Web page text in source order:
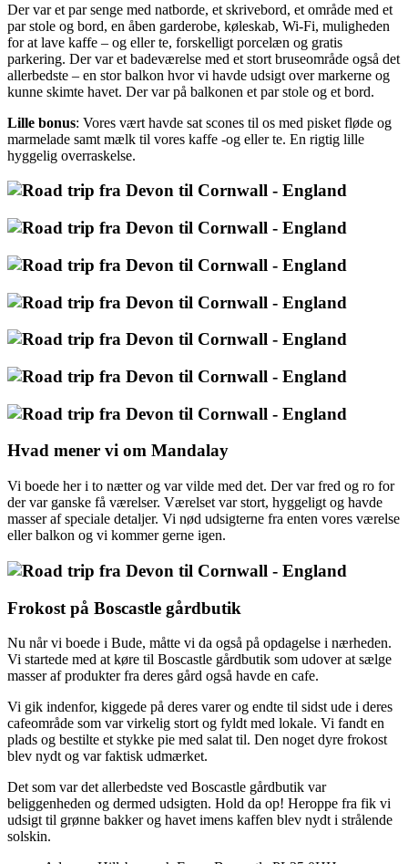
Der var et par senge med natborde, et skrivebord, et område med et
par stole og bord, en åben garderobe, køleskab, Wi-Fi, muligheden
for at lave kaffe – og eller te, forskelligt porcelæn og gratis
parkering. Der var et badeværelse med et stort bruseområde også det
allerbedste – en stor balkon hvor vi havde udsigt over markerne og
kunne skimte havet. Der var på balkonen et par stole og et bord.
Lille bonus: Vores vært havde sat scones til os med pisket fløde og
marmelade samt mælk til vores kaffe -og eller te. En rigtig lille
hyggelig overraskelse.
Hvad mener vi om Mandalay
Vi boede her i to nætter og var vilde med det. Der var fred og ro for
der var ganske få værelser. Værelset var stort, hyggeligt og havde
masser af speciale detaljer. Vi nød udsigterne fra enten vores værelse
eller balkon og vi kommer gerne igen.
Frokost på Boscastle gårdbutik
Nu når vi boede i Bude, måtte vi da også på opdagelse i nærheden.
Vi startede med at køre til Boscastle gårdbutik som udover at sælge
masser af produkter fra deres gård også havde en cafe.
Vi gik indenfor, kiggede på deres varer og endte til sidst ude i deres
cafeområde som var virkelig stort og fyldt med lokale. Vi fandt en
plads og bestilte et stykke pie med salat til. Den noget dyre frokost
blev nydt og var faktisk udmærket.
Det som var det allerbedste ved Boscastle gårdbutik var
beliggenheden og dermed udsigten. Hold da op! Heroppe fra fik vi
udsigt til grønne bakker og havet imens kaffen blev nydt i strålende
solskin.